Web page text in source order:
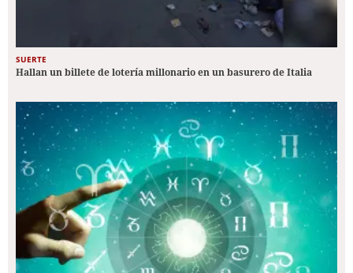
SUERTE
Hallan un billete de lotería millonario en un basurero de Italia